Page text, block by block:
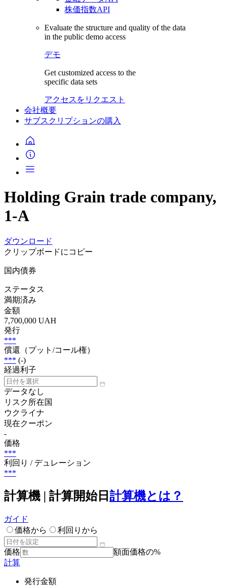
株価指数API
Evaluate the structure and quality of the data
in the public demo access
デモ
Get customized access to the
specific data sets
アクセスをリクエスト
会社概要
サブスクリプションの購入
Holding Grain trade company,
1-A
ダウンロード
クリップボードにコピー
国内債券
ステータス
満期済み
金額
7,700,000 UAH
発行
***
償還（プット/コール権）
*** (-)
経過利子
データなし
リスク所在国
ウクライナ
現在クーポン
-
価格
***
利回り / デュレーション
***
計算機 | 計算開始日 計算機とは？
ガイド
価格から
利回りから
価格
額面価格の%
計算
発行金額